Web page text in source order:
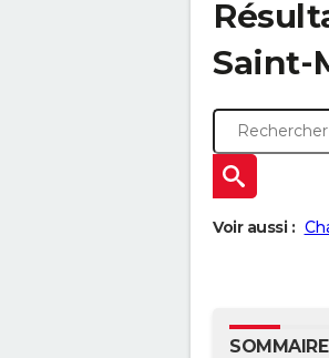
Saint-
Voir aussi :
SOMMAIRE